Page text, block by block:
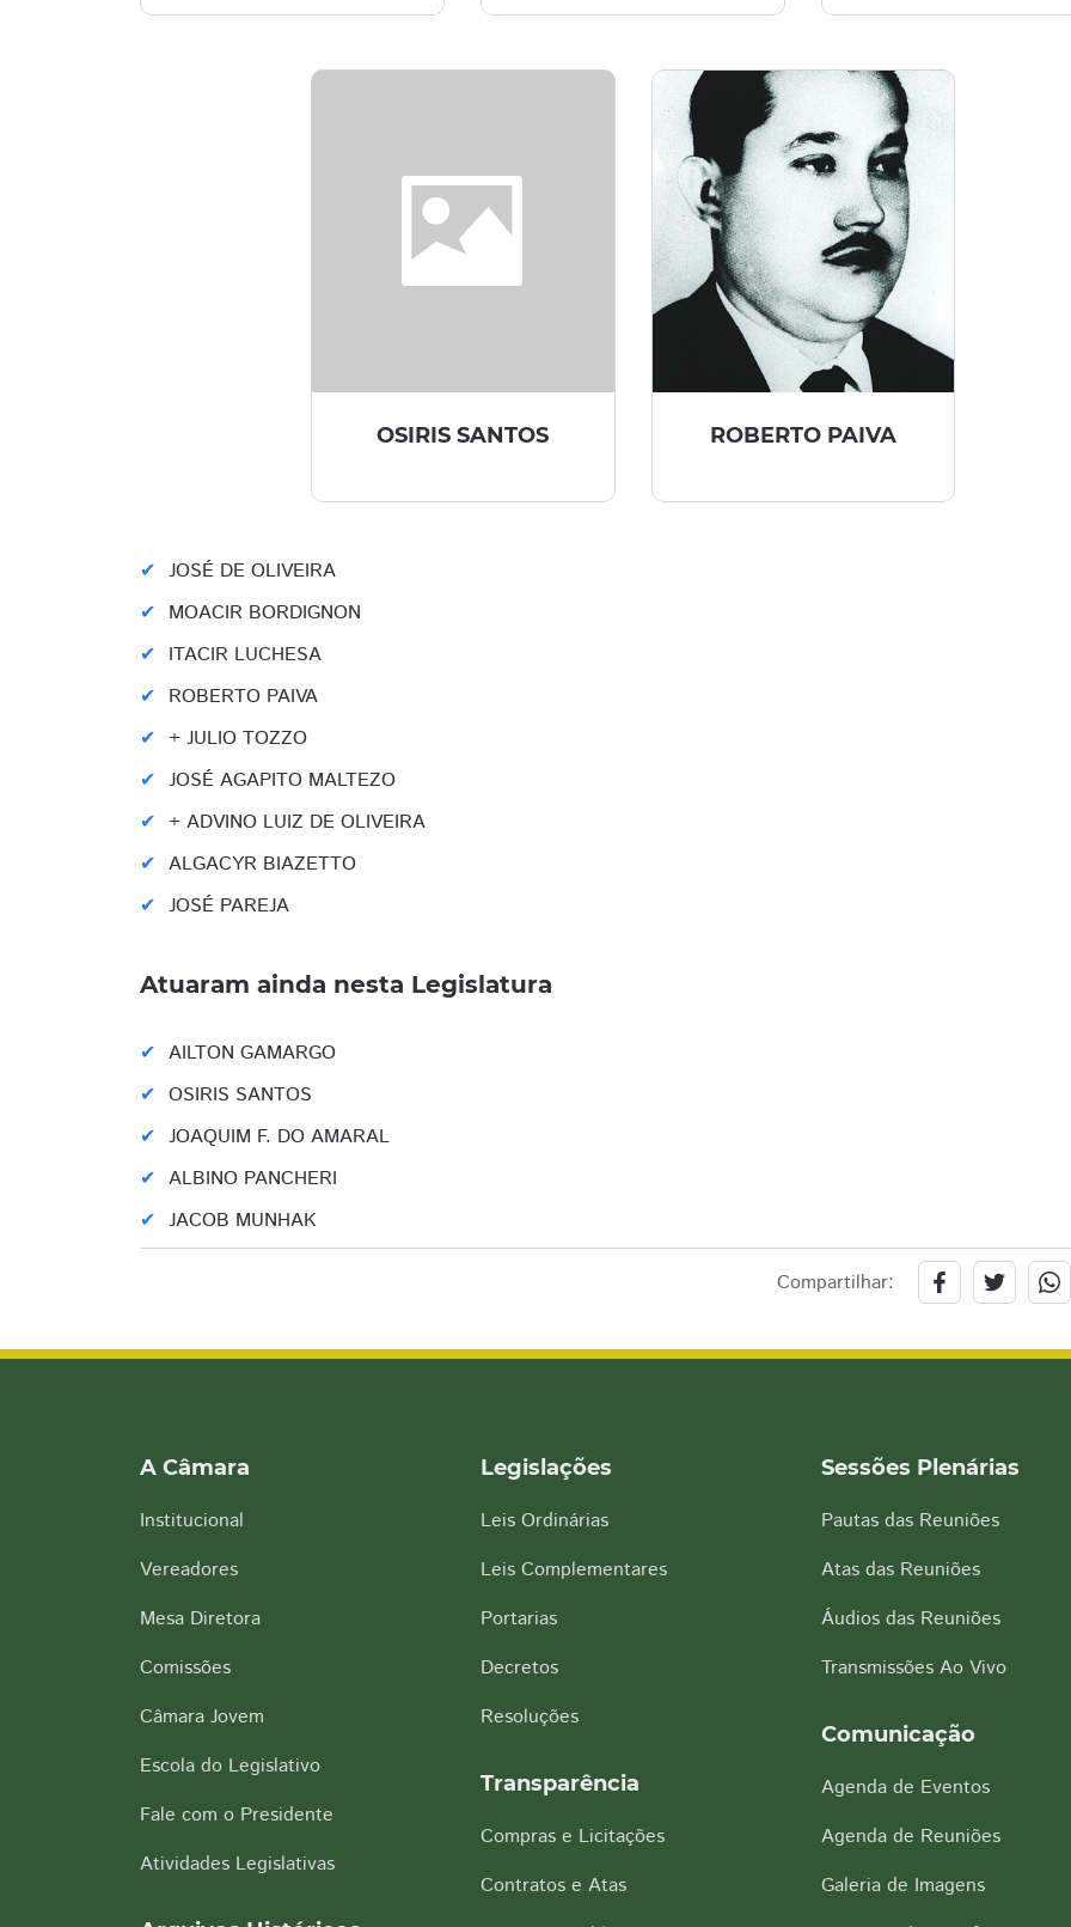
OSIRIS SANTOS ROBERTO PAIVA
JOSÉ DE OLIVEIRA
MOACIR BORDIGNON
ITACIR LUCHESA
ROBERTO PAIVA
+ JULIO TOZZO
JOSÉ AGAPITO MALTEZO
+ ADVINO LUIZ DE OLIVEIRA
ALGACYR BIAZETTO
JOSÉ PAREJA
Atuaram ainda nesta Legislatura
AILTON GAMARGO
OSIRIS SANTOS
JOAQUIM F. DO AMARAL
ALBINO PANCHERI
JACOB MUNHAK
Compartilhar:
A Câmara
Institucional
Vereadores
Mesa Diretora
Comissões
Câmara Jovem
Escola do Legislativo
Fale com o Presidente
Atividades Legislativas
Legislações
Leis Ordinárias
Leis Complementares
Portarias
Decretos
Resoluções
Transparência
Compras e Licitações
Contratos e Atas
Sessões Plenárias
Pautas das Reuniões
Atas das Reuniões
Áudios das Reuniões
Transmissões Ao Vivo
Comunicação
Agenda de Eventos
Agenda de Reuniões
Galeria de Imagens